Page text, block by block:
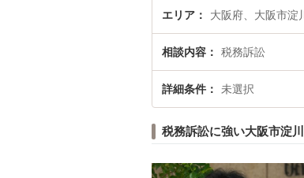
エリア 大阪府、大阪市淀
相談内容 税務訴訟
詳細条件 未選択
税務訴訟に強い大阪市淀